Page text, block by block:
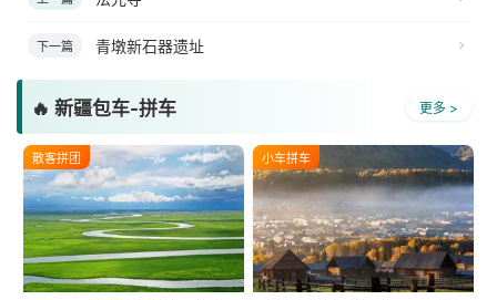
下一篇 青墩新石器遗址
🔥 新疆包车-拼车 更多 >
散客拼团 小车拼车